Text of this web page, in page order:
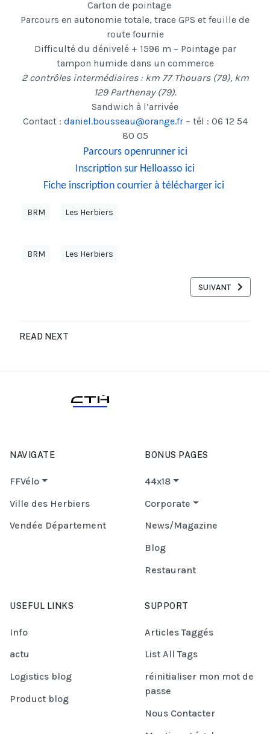
Carton de pointage
Parcours en autonomie totale, trace GPS et feuille de
route fournie
Difficulté du dénivelé + 1596 m – Pointage par
tampon humide dans un commerce
2 contrôles intermédiaires : km 77 Thouars (79), km
129 Parthenay (79).
Sandwich à l’arrivée
Contact : daniel.bousseau@orange.fr– tél : 06 12 54
80 05
Parcours openrunner ici
Inscription sur Helloasso ici
Fiche inscription courrier à télécharger ici
READ NEXT
BRM Les Herbiers
BRM Les Herbiers
ARTICLE SUIVANT
SUIVANT
NAVIGATE
FFVélo
Ville des Herbiers
Vendée Département
BONUS PAGES
44x18
Corporate
News/Magazine
Blog
Restaurant
USEFUL LINKS
Info
actu
Logistics blog
Product blog
SUPPORT
Articles Taggés
List All Tags
réinitialiser mon mot de
passe
Nous Contacter